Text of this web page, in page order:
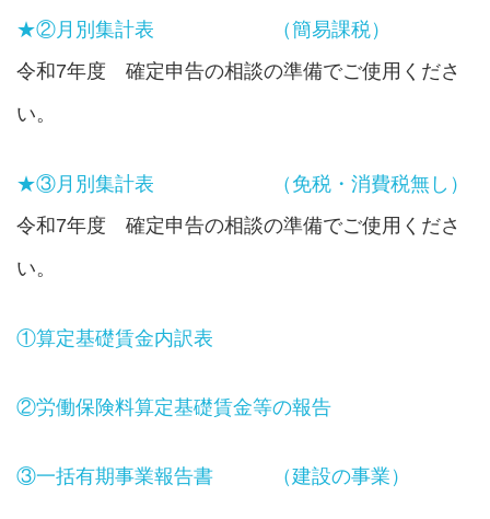
★②月別集計表 （簡易課税）
令和7年度 確定申告の相談の準備でご使用くださ
い。
★③月別集計表 （免税・消費税無し）
令和7年度 確定申告の相談の準備でご使用くださ
い。
①算定基礎賃金内訳表
②労働保険料算定基礎賃金等の報告
③一括有期事業報告書 （建設の事業）